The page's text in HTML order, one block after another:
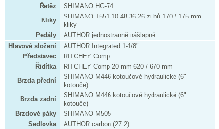
Řetěz
SHIMANO HG-74
Kliky
SHIMANO T551-10 48-36-26 zubů 170 / 175 mm
kliky
Pedály
AUTHOR jednostranně nášlapné
Hlavové složení
AUTHOR Integrated 1-1/8"
Představec
RITCHEY Comp
Řidítka
RITCHEY Comp 20 mm 620 / 670 mm
Brzda přední
SHIMANO M446 kotoučové hydraulické (6"
kotouče)
Brzda zadní
SHIMANO M446 kotoučové hydraulické (6"
kotouče)
Brzdové páky
SHIMANO M505
Sedlovka
AUTHOR carbon (27.2)